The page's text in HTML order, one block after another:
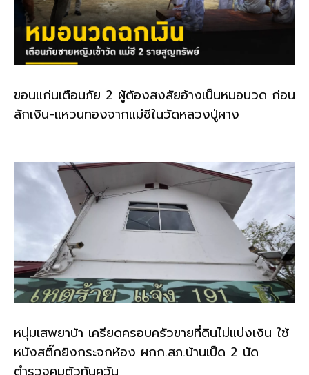
ขอนแก่นเตือนภัย 2 ผู้ต้องสงสัยอ้างเป็นหมอนวด ก่อน
ลักเงิน-แหวนทองจากแม่ชีในวัดหลวงปู่ผาง
หนุ่มเสพยาบ้า เครียดครอบครัวขายที่ดินไม่แบ่งเงิน ใช้
หนังสติ๊กยิงกระจกห้อง ผกก.สภ.บ้านเป็ด 2 นัด